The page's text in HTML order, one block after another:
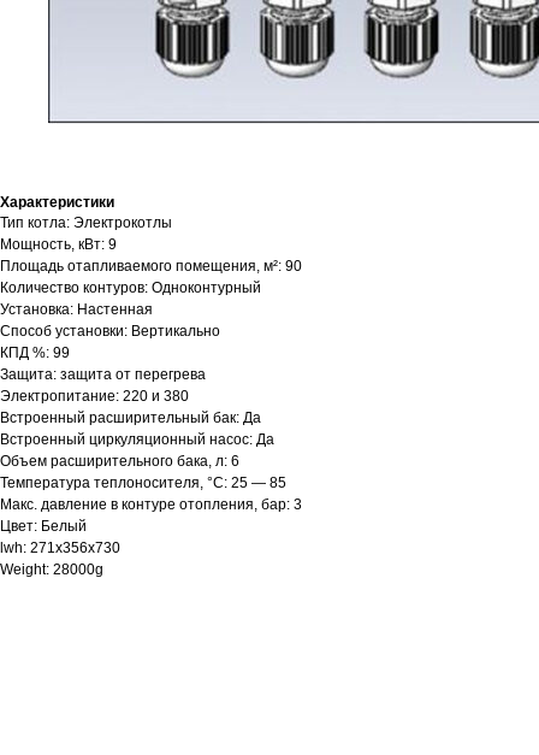
Характеристики
Тип котла: Электрокотлы
Мощность, кВт: 9
Площадь отапливаемого помещения, м²: 90
Количество контуров: Одноконтурный
Установка: Настенная
Способ установки: Вертикально
КПД %: 99
Защита: защита от перегрева
Электропитание: 220 и 380
Встроенный расширительный бак: Да
Встроенный циркуляционный насос: Да
Объем расширительного бака, л: 6
Температура теплоносителя, °С: 25 — 85
Макс. давление в контуре отопления, бар: 3
Цвет: Белый
lwh: 271x356x730
Weight: 28000g